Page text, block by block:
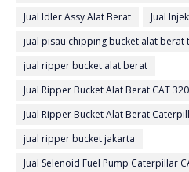
Jual Idler Assy Alat Berat
Jual
jual pisau chipping bucket alat berat
jual ripper bucket alat berat
Jual Ripper Bucket Alat Berat CAT 320
Jual Ripper Bucket Alat Berat
jual ripper bucket jakarta
Jual Selenoid Fuel Pump Caterpillar